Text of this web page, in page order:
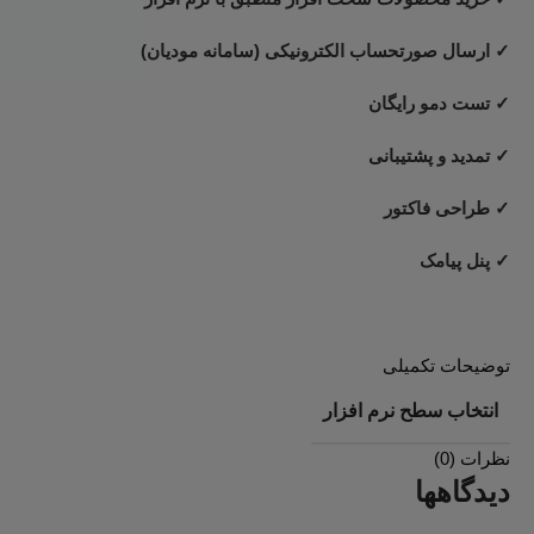
✓ ارسال صورتحساب الکترونیکی (سامانه مودیان)
✓ تست دمو رایگان
✓ تمدید و پشتیبانی
✓ طراحی فاکتور
✓ پنل پیامک
توضیحات تکمیلی
انتخاب سطح نرم افزار
نظرات (0)
دیدگاهها